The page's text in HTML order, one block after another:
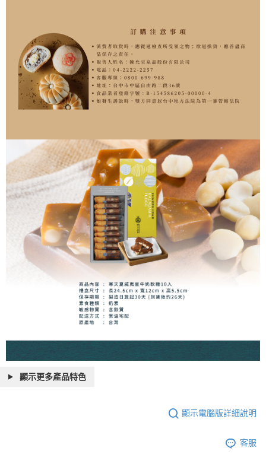
顯示更多產品特色
顯示電腦版詳細說明
客服